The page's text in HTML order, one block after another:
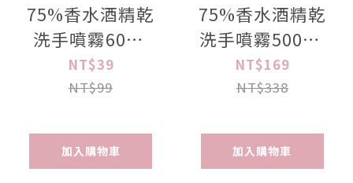
75%香水酒精乾
洗手噴霧60ml
經典小圓瓶
NT$39
NT$99
加入購物車
75%香水酒精乾
洗手噴霧500ml
大容量補充瓶
NT$169
NT$338
加入購物車